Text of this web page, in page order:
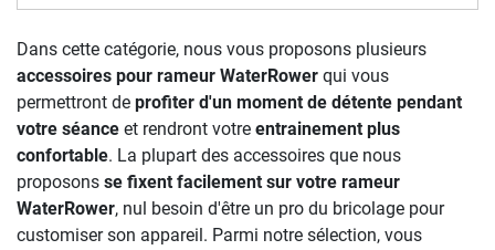
Dans cette catégorie, nous vous proposons plusieurs
accessoires pour rameur WaterRower qui vous
permettront de profiter d'un moment de détente pendant
votre séance et rendront votre entrainement plus
confortable. La plupart des accessoires que nous
proposons se fixent facilement sur votre rameur
WaterRower, nul besoin d'être un pro du bricolage pour
customiser son appareil. Parmi notre sélection, vous